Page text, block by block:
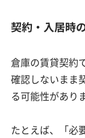
契約・入居時
倉庫の賃貸契約
確認しないまま
る可能性があり
たとえば、「必